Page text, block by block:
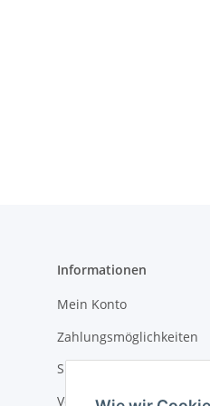
Informationen
Mein Konto
Zahlungsmöglichkeiten
Sitemap
Versandkosten